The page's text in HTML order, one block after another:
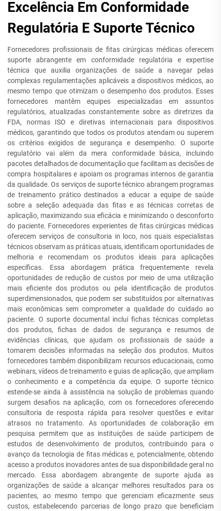
Excelência Em Conformidade
Regulatória E Suporte Técnico
Fornecedores profissionais de fitas cirúrgicas médicas oferecem
suporte abrangente em conformidade regulatória e expertise
técnica que auxilia organizações de saúde a navegar pelas
complexas regulamentações aplicáveis a dispositivos médicos, ao
mesmo tempo que otimizam o desempenho dos produtos. Esses
fornecedores mantêm equipes especializadas em assuntos
regulatórios, atualizadas constantemente sobre as diretrizes da
FDA, normas ISO e diretivas internacionais para dispositivos
médicos, garantindo que todos os produtos atendam ou superem
os critérios exigidos de segurança e desempenho. O suporte
regulatório vai além da mera conformidade básica, incluindo
pacotes detalhados de documentação que facilitam as decisões de
compra hospitalares e apoiam os programas internos de garantia
da qualidade. Os serviços de suporte técnico abrangem programas
de treinamento prático destinados a educar a equipe de saúde
sobre a seleção adequada das fitas e as técnicas corretas de
aplicação, maximizando sua eficácia e minimizando o desconforto
do paciente. Fornecedores experientes de fitas cirúrgicas médicas
oferecem serviços de consultoria in loco, nos quais especialistas
técnicos observam as práticas atuais, identificam oportunidades de
melhoria e recomendam os produtos ideais para aplicações
específicas. Essa abordagem prática frequentemente revela
oportunidades de redução de custos por meio de uma utilização
mais eficiente dos produtos ou pela identificação de produtos
superdimensionados, que podem ser substituídos por alternativas
mais econômicas sem comprometer a qualidade do cuidado ao
paciente. O suporte documental inclui fichas técnicas completas
dos produtos, fichas de dados de segurança e resumos de
evidências clínicas, que ajudam os profissionais de saúde a
tomarem decisões informadas na seleção dos produtos. Muitos
fornecedores também disponibilizam recursos educacionais, como
webinars, vídeos de treinamento e guias de aplicação, que ampliam
o conhecimento e a competência da equipe. O suporte técnico
estende-se ainda à assistência na solução de problemas quando
surgem desafios na aplicação, com os fornecedores oferecendo
consultoria de resposta rápida para resolver questões e evitar
atrasos no tratamento. As oportunidades de colaboração em
pesquisa permitem que as instituições de saúde participem de
estudos de desenvolvimento de produtos, contribuindo para o
avanço da tecnologia de fitas médicas e, potencialmente, obtendo
acesso a produtos inovadores antes de sua disponibilidade geral no
mercado. Essa abordagem abrangente de suporte ajuda as
organizações de saúde a alcançar melhores resultados para os
pacientes, ao mesmo tempo que gerenciam eficazmente seus
custos, estabelecendo parcerias de longo prazo que beneficiam